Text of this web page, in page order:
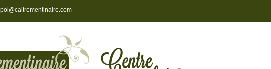
pol@caltrementinaire.com